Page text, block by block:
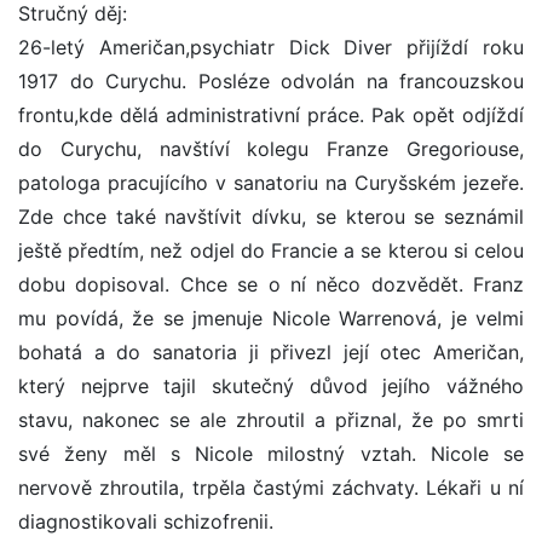
Stručný děj:
26-letý Američan,psychiatr Dick Diver přijíždí roku
1917 do Curychu. Posléze odvolán na francouzskou
frontu,kde dělá administrativní práce. Pak opět odjíždí
do Curychu, navštíví kolegu Franze Gregoriouse,
patologa pracujícího v sanatoriu na Curyšském jezeře.
Zde chce také navštívit dívku, se kterou se seznámil
ještě předtím, než odjel do Francie a se kterou si celou
dobu dopisoval. Chce se o ní něco dozvědět. Franz
mu povídá, že se jmenuje Nicole Warrenová, je velmi
bohatá a do sanatoria ji přivezl její otec Američan,
který nejprve tajil skutečný důvod jejího vážného
stavu, nakonec se ale zhroutil a přiznal, že po smrti
své ženy měl s Nicole milostný vztah. Nicole se
nervově zhroutila, trpěla častými záchvaty. Lékaři u ní
diagnostikovali schizofrenii.